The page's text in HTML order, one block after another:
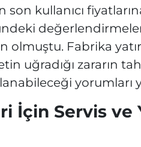
kullanıcı
olmuştu. Fabrika
uğradığı zararın
yorumları
İçin Servis ve